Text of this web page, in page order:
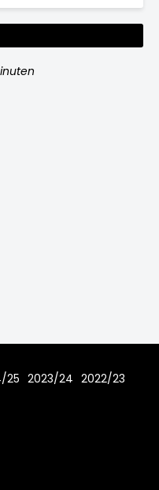
25 2023/24 2022/23